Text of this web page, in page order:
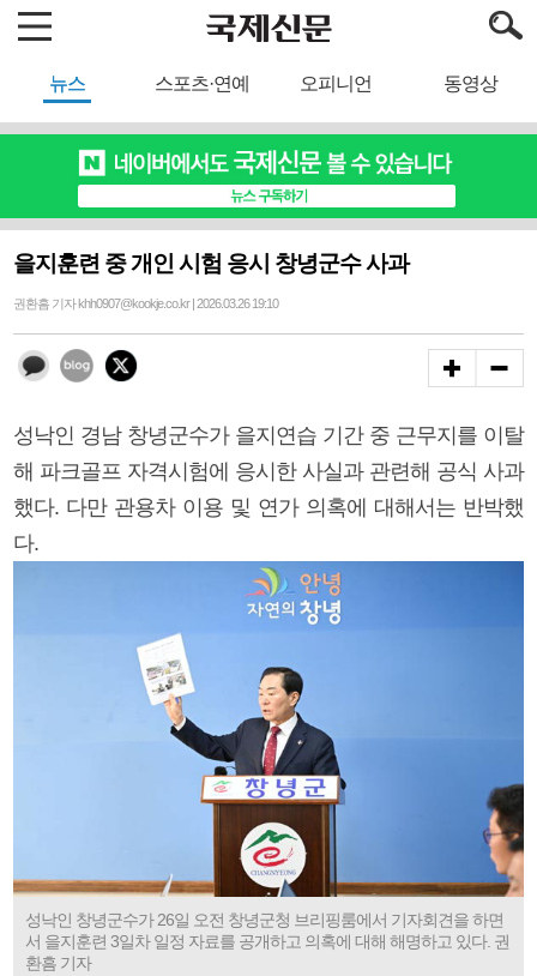
뉴스 스포츠·연예 오피니언 동영상
을지훈련 중 개인 시험 응시 창녕군수 사과
권환흠 기자 khh0907@kookje.co.kr | 2026.03.26 19:10
성낙인 경남 창녕군수가 을지연습 기간 중 근무지를 이탈
해 파크골프 자격시험에 응시한 사실과 관련해 공식 사과
했다. 다만 관용차 이용 및 연가 의혹에 대해서는 반박했
다.
성낙인 창녕군수가 26일 오전 창녕군청 브리핑룸에서 기자회견을 하면
서 을지훈련 3일차 일정 자료를 공개하고 의혹에 대해 해명하고 있다. 권
환흠 기자